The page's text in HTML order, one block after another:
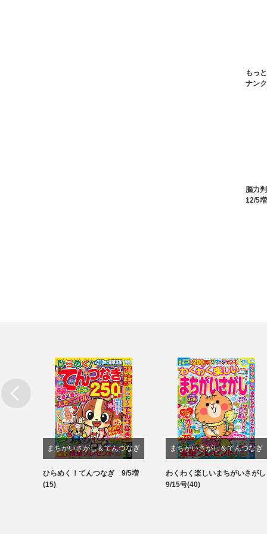
もっ
ナン
脳力
12/5
まちがいさがし＆てんつなぎ
パズル
ひらめく！てんつなぎ 9/5増
(15)
まちがいさがし＆てんつなぎ
パズル
わくわく楽しいまちがいさがし
9/15号(40)